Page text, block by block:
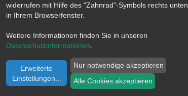
widerrufen mit Hilfe des "Zahnrad"-Symbols rechts unten
in Ihrem Browserfenster.
Weitere Informationen finden Sie in unseren
Datenschutzinformationen
Erweiterte
Einstellungen
Nur notwendige akzeptieren
Alle Cookies akzeptieren